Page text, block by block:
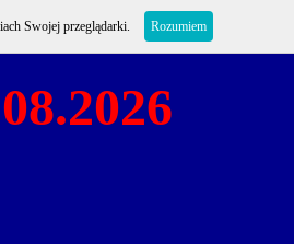
Swojej przeglądarki. Rozumiem